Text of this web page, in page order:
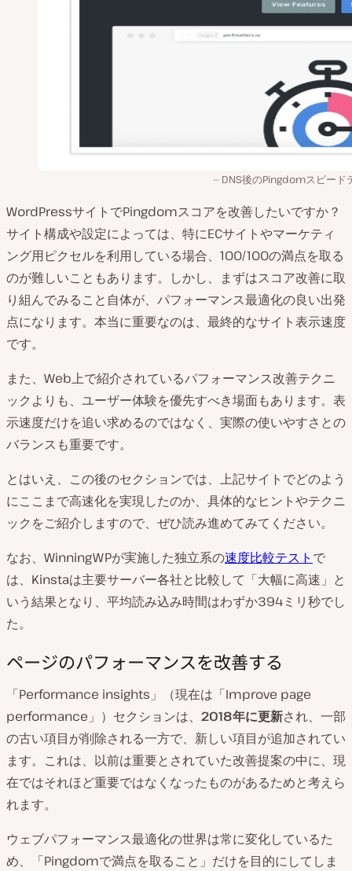
DNS後のPingdomスピード
WordPressサイトでPingdomスコアを改善したいですか？
サイト構成や設定によっては、特にECサイトやマーケティ
ング用ピクセルを利用している場合、100/100の満点を取る
のが難しいこともあります。しかし、まずはスコア改善に取
り組んでみること自体が、パフォーマンス最適化の良い出発
点になります。本当に重要なのは、最終的なサイト表示速度
です。
また、Web上で紹介されているパフォーマンス改善テクニ
ックよりも、ユーザー体験を優先すべき場面もあります。表
示速度だけを追い求めるのではなく、実際の使いやすさとの
バランスも重要です。
とはいえ、この後のセクションでは、上記サイトでどのよう
にここまで高速化を実現したのか、具体的なヒントやテクニ
ックをご紹介しますので、ぜひ読み進めてみてください。
なお、WinningWPが実施した独立系の速度比較テスト で
は、Kinstaは主要サーバー各社と比較して「大幅に高速」と
いう結果となり、平均読み込み時間はわずか394ミリ秒でし
た。
ページのパフォーマンスを改善する
「Performance insights」（現在は「Improve page
performance」）セクションは、 2018年に更新され、一部
の古い項目が削除される一方で、新しい項目が追加されてい
ます。これは、以前は重要とされていた改善提案の中に、現
在ではそれほど重要ではなくなったものがあるためと考えら
れます。
ウェブパフォーマンス最適化の世界は常に変化しているた
め、「Pingdomで満点を取ること」だけを目的にしてしま